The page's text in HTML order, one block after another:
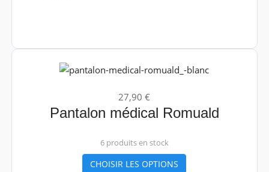
27,90 €
Pantalon médical Romuald
6 produits en stock
CHOISIR LES OPTIONS